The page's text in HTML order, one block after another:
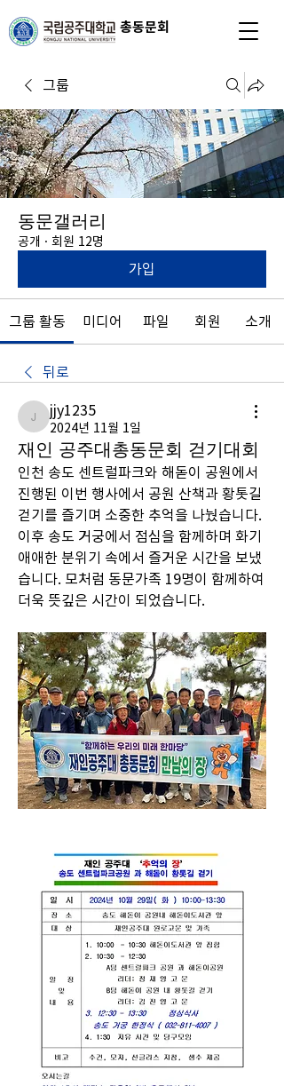
총동문회
그룹
동문갤러리
공개 · 회원 12명
가입
그룹 활동 미디어 파일 회원 소개
뒤로
jjy1235
jjy1235
2024년 11월 1일
재인 공주대총동문회 걷기대회
인천 송도 센트럴파크와 해돋이 공원에서
진행된 이번 행사에서 공원 산책과 황톳길
걷기를 즐기며 소중한 추억을 나눴습니다.
이후 송도 거궁에서 점심을 함께하며 화기
애애한 분위기 속에서 즐거운 시간을 보냈
습니다. 모처럼 동문가족 19명이 함께하여
더욱 뜻깊은 시간이 되었습니다.